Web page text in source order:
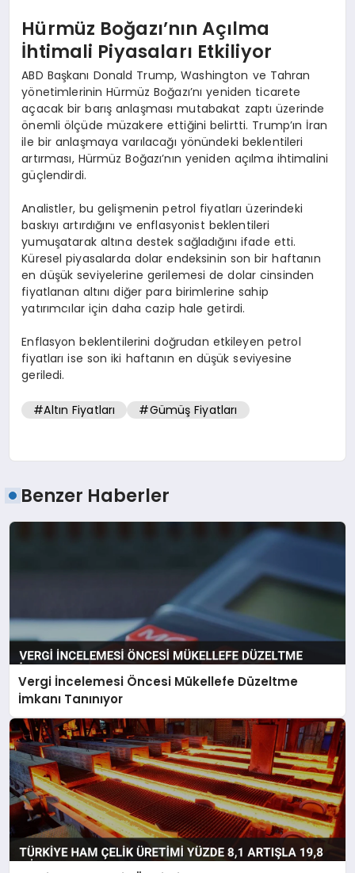
Hürmüz Boğazı’nın Açılma
İhtimali Piyasaları Etkiliyor
ABD Başkanı Donald Trump, Washington ve Tahran
yönetimlerinin Hürmüz Boğazı’nı yeniden ticarete
açacak bir barış anlaşması mutabakat zaptı üzerinde
önemli ölçüde müzakere ettiğini belirtti. Trump’ın İran
ile bir anlaşmaya varılacağı yönündeki beklentileri
artırması, Hürmüz Boğazı’nın yeniden açılma ihtimalini
güçlendirdi.
Analistler, bu gelişmenin petrol fiyatları üzerindeki
baskıyı artırdığını ve enflasyonist beklentileri
yumuşatarak altına destek sağladığını ifade etti.
Küresel piyasalarda dolar endeksinin son bir haftanın
en düşük seviyelerine gerilemesi de dolar cinsinden
fiyatlanan altını diğer para birimlerine sahip
yatırımcılar için daha cazip hale getirdi.
Enflasyon beklentilerini doğrudan etkileyen petrol
fiyatları ise son iki haftanın en düşük seviyesine
geriledi.
#Altın Fiyatları #Gümüş Fiyatları
Benzer Haberler
Vergi İncelemesi Öncesi Mükellefe Düzeltme
İmkanı Tanınıyor